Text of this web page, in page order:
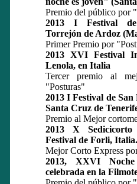
Premio del público por
2013 I Festival de
Torrejón de Ardoz
Primer Premio por
2013 XVI Festival
Lenola, en Italia
Tercer premio al
"Posturas"
2013 I Festival de
Santa Cruz de
Premio al Mejor
2013 X
Festival de Forli, Italia.
Mejor Corto Express
2013, XXVI
celebrada en la